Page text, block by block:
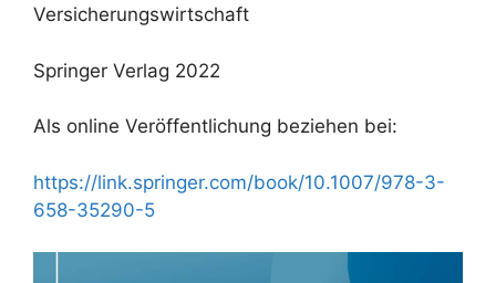
Versicherungswirtschaft
Springer Verlag 2022
Als online Veröffentlichung beziehen bei:
https://link.springer.com/book/10.1007/978-3-
658-35290-5